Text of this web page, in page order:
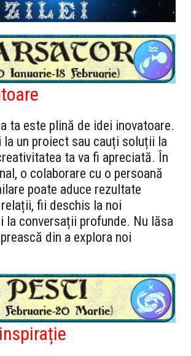
ta este plină de idei inovatoare.
la un proiect sau cauți soluții la
ta va fi apreciată. În
o colaborare cu o persoană
poate aduce rezultate
fii deschis la noi
la conversații profunde. Nu lăsa
din a explora noi